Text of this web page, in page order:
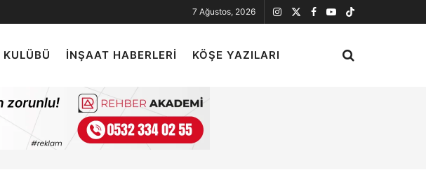
7 Ağustos, 2026
İNŞAAT HABERLERI KÖŞE YAZILARI